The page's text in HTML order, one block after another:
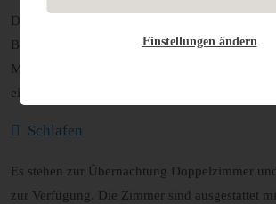
Das
Badezimmer sowie eigener Küche und bietet
Monteure. Die Unterkunft ist mit ausreichend
einem Esstisch, mit TV und WLAN ausgestattet.
Schlafen
Es stehen zur Übernachtung Doppelzimmer
zur Verfügung. Die Zimmer sind ausgestattet
Einstellungen ändern